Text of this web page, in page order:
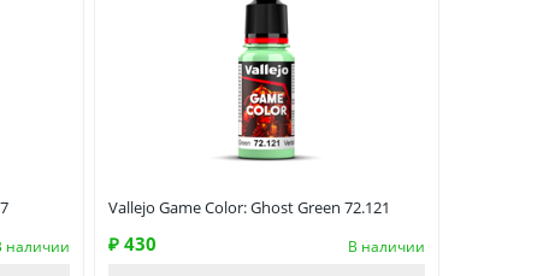
наличии
Vallejo Game Color: Ghost Green 72.121
₽ 430 В наличии